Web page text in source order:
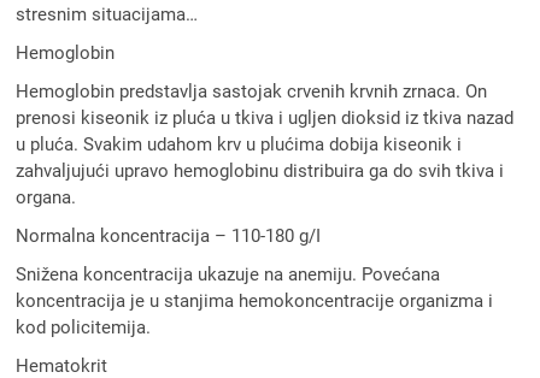
stresnim situacijama…
Hemoglobin
Hemoglobin predstavlja sastojak crvenih krvnih zrnaca. On
prenosi kiseonik iz pluća u tkiva i ugljen dioksid iz tkiva nazad
u pluća. Svakim udahom krv u plućima dobija kiseonik i
zahvaljujući upravo hemoglobinu distribuira ga do svih tkiva i
organa.
Normalna koncentracija – 110-180 g/I
Snižena koncentracija ukazuje na anemiju. Povećana
koncentracija je u stanjima hemokoncentracije organizma i
kod policitemija.
Hematokrit